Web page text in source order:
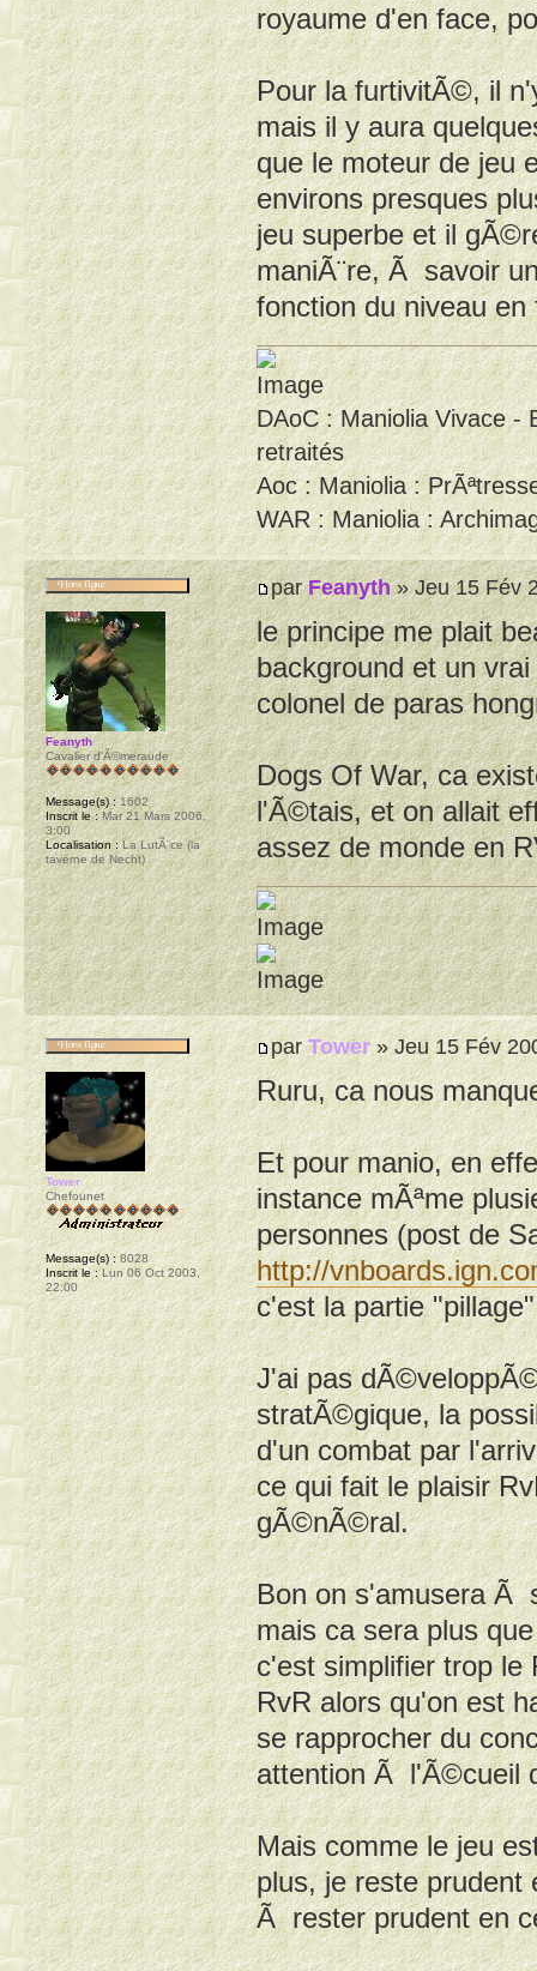
royaume d'en face,
Pour la furtivitÃ©, il
mais il y aura
que le moteur de jeu
environs presques
jeu superbe et il
maniÃ¨re, Ã savoir
fonction du niveau
DAoC : Maniolia Vivace -
retraités
Aoc : Maniolia :
WAR : Maniolia :
parFeanyth» Jeu 15 Fév
le principe me plait
background et un
colonel de paras
Dogs Of War, ca
l'Ã©tais, et on allait
assez de monde en
Feanyth
Cavalier d'Ã©meraude
Message(s) :1602
Inscrit le :Mar 21 Mars 2006,
3:00
Localisation :La LutÃ¨ce (la
taverne de Necht)
parTower» Jeu 15 Fév
Ruru, ca nous
Et pour manio, en
instance mÃªme
personnes (post de
http://
c'est la partie
J'ai pas
stratÃ©gique, la
d'un combat par
ce qui fait le plaisir
gÃ©nÃ©ral.
Bon on s'amusera Ã
mais ca sera plus
c'est simplifier trop le
RvR alors qu'on est
se rapprocher du
attention Ã l'Ã©cueil
Mais comme le jeu
plus, je reste prudent
Ã rester prudent en
Tower
Chefounet
Message(s) :8028
Inscrit le :Lun 06 Oct 2003,
22:00